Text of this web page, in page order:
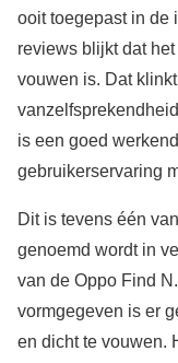
ooit toegepast in de
reviews blijkt dat
vouwen is. Dat
is een goed
gebruikerservaring
Dit is tevens één
genoemd wordt in
van de Oppo Find
vormgegeven is er
en dicht te vouwen.